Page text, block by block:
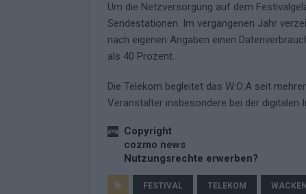
Um die Netzversorgung auf dem
Sendestationen. Im vergangenen Jahr
nach eigenen Angaben einen
als 40 Prozent.
Die Telekom begleitet das W:O:A seit
Veranstalter insbesondere bei der digitalen
Copyright
cozmo news
Nutzungsrechte erwerben?
FESTIVAL TELEKOM